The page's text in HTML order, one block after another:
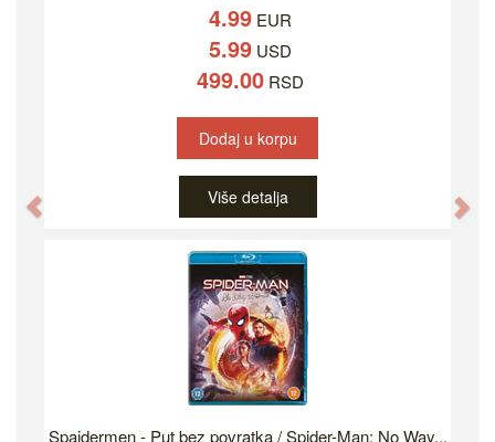
4.99 EUR
5.99 USD
499.00 RSD
Dodaj u korpu
Više detalja
Spajdermen - Put bez povratka / Spider-Man: No Way...